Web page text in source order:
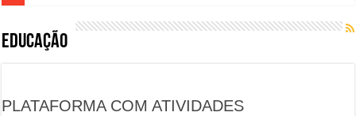
Educação
PLATAFORMA COM ATIVIDADES